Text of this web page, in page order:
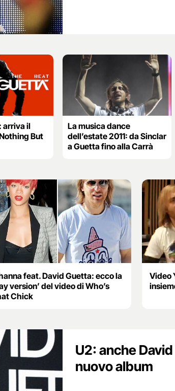
arriva il
But
La musica dance
dell’estate 2011: da Sinclar
a Guetta fino alla Carrà
feat. David Guetta: ecco la
version’ del video di Who’s
Chick
Video
U2: anche
nuovo album